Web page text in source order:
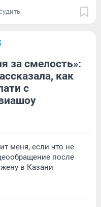
за смелость»:
как
с
меня, если что не
после
в Казани